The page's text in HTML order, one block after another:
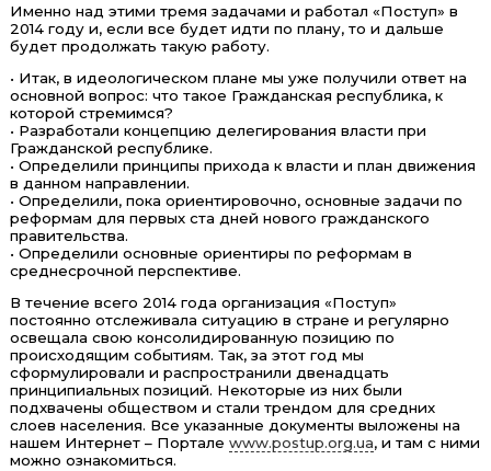
Именно над этими тремя задачами и работал «Поступ» в
2014 году и, если все будет идти по плану, то и дальше
будет продолжать такую работу.
• Итак, в идеологическом плане мы уже получили ответ на
основной вопрос: что такое Гражданская республика, к
которой стремимся?
• Разработали концепцию делегирования власти при
Гражданской республике.
• Определили принципы прихода к власти и план движения
в данном направлении.
• Определили, пока ориентировочно, основные задачи по
реформам для первых ста дней нового гражданского
правительства.
• Определили основные ориентиры по реформам в
среднесрочной перспективе.
В течение всего 2014 года организация «Поступ»
постоянно отслеживала ситуацию в стране и регулярно
освещала свою консолидированную позицию по
происходящим событиям. Так, за этот год мы
сформулировали и распространили двенадцать
принципиальных позиций. Некоторые из них были
подхвачены обществом и стали трендом для средних
слоев населения. Все указанные документы выложены на
нашем Интернет – Портале www.postup.org.ua, и там с ними
можно ознакомиться.